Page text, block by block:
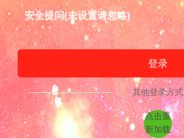
安全提问(未设置请忽略)
登录
其他登录方式
点击重
新加载